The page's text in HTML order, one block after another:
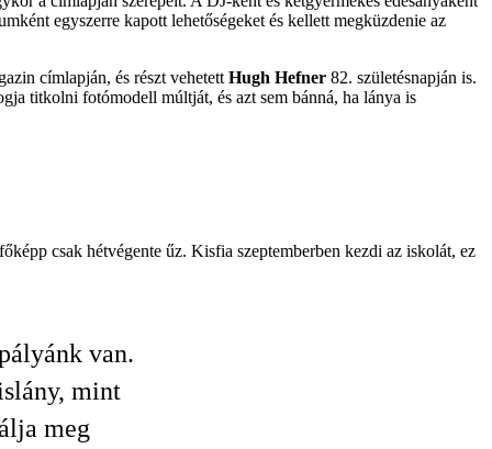
egyszerre kapott lehetőségeket és kellett megküzdenie az
címlapján, és részt vehetett Hugh Hefner 82. születésnapján is.
titkolni fotómodell múltját, és azt sem bánná, ha lánya is
csak hétvégente űz. Kisfia szeptemberben kezdi az iskolát, ez
van.
mint
meg